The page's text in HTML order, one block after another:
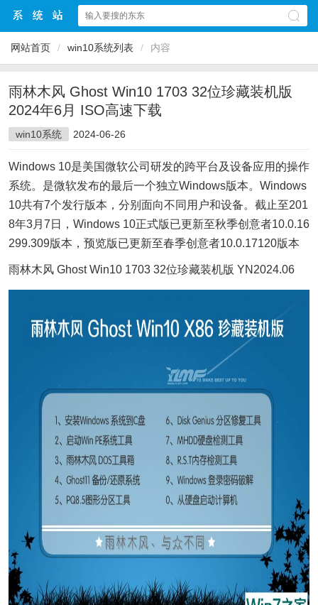
网站首页 / win10系统列表 / 内容
雨林木风 Ghost Win10 1703 32位珍藏装机版
2024年6月 ISO高速下载
win10系统 2024-06-26
Windows 10是美国微软公司研发的跨平台及设备应用的操作
系统。是微软发布的最后一个独立Windows版本。Windows
10共有7个发行版本，分别面向不同用户和设备。截止至201
8年3月7日，Windows 10正式版已更新至秋季创意者10.0.16
299.309版本，预览版已更新至春季创意者10.0.17120版本
雨林木风 Ghost Win10 1703 32位珍藏装机版 YN2024.06